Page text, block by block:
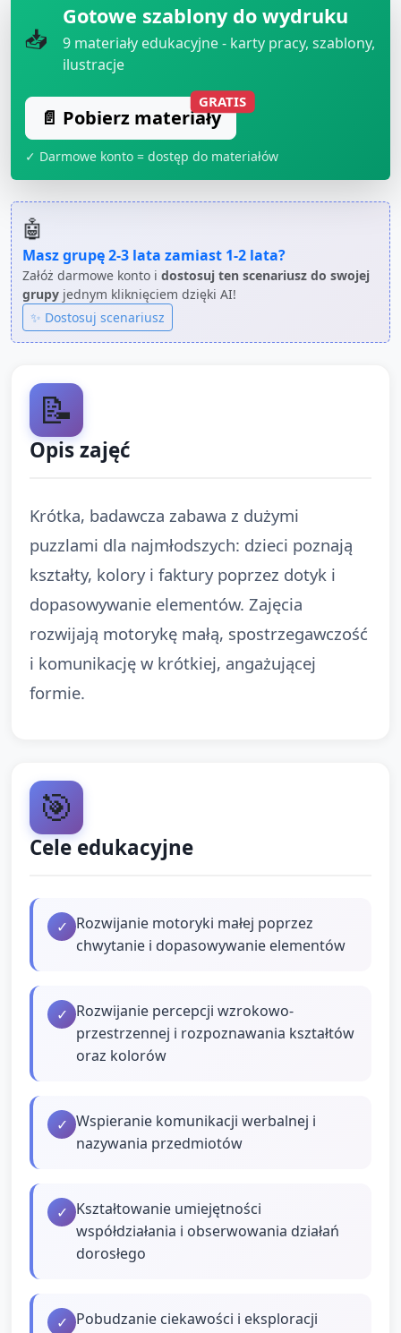
📥
Gotowe szablony do wydruku
9 materiały edukacyjne - karty pracy, szablony,
ilustracje
📄 Pobierz materiały
GRATIS
✓ Darmowe konto = dostęp do materiałów
🤖
Masz grupę2-3 lata zamiast 1-2 lata?
Załóż darmowe konto i dostosuj ten scenariusz do swojej
grupy jednym kliknięciem dzięki AI!
✨ Dostosuj scenariusz
📝
Opis zajęć
Krótka, badawcza zabawa z dużymi
puzzlami dla najmłodszych: dzieci poznają
kształty, kolory i faktury poprzez dotyk i
dopasowywanie elementów. Zajęcia
rozwijają motorykę małą, spostrzegawczość
i komunikację w krótkiej, angażującej
formie.
🎯
Cele edukacyjne
✓ Rozwijanie motoryki małej poprzez
chwytanie i dopasowywanie elementów
✓ Rozwijanie percepcji wzrokowo-
przestrzennej i rozpoznawania kształtów
oraz kolorów
✓ Wspieranie komunikacji werbalnej i
nazywania przedmiotów
✓ Kształtowanie umiejętności
współdziałania i obserwowania działań
dorosłego
✓ Pobudzanie ciekawości i eksploracji